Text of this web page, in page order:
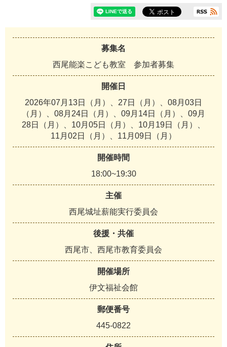
募集名
西尾能楽こども教室 参加者募集
開催日
2026年07月13日（月）、27日（月）、08月03日
（月）、08月24日（月）、09月14日（月）、09月
28日（月）、10月05日（月）、10月19日（月）、
11月02日（月）、11月09日（月）
開催時間
18:00~19:30
主催
西尾城址薪能実行委員会
後援・共催
西尾市、西尾市教育委員会
開催場所
伊文福祉会館
郵便番号
445-0822